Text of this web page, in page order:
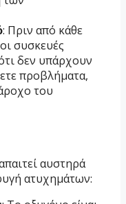
: Πριν από κάθε
συσκευές
δεν υπάρχουν
προβλήματα,
του
αυστηρά
ατυχημάτων: